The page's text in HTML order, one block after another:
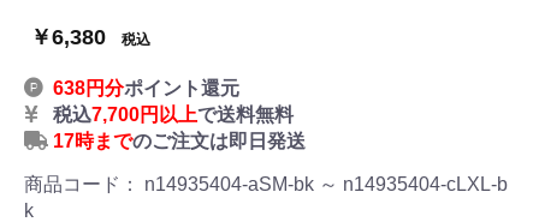
￥6,380 税込
638円分ポイント還元
税込7,700円以上で送料無料
17時までのご注文は即日発送
商品コード： n14935404-aSM-bk ～ n14935404-cLXL-b
k